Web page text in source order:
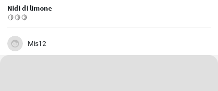
Nidi di limone
🍋🍋🍋
Mis12